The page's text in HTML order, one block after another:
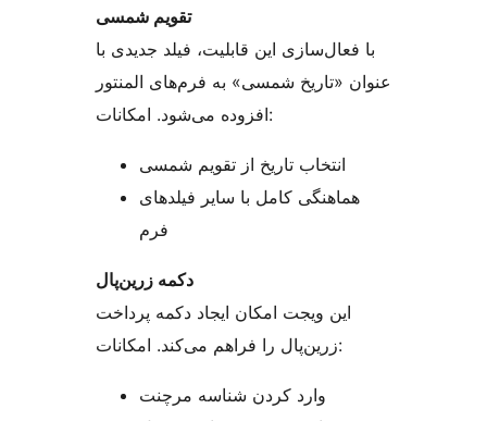
تقویم شمسی
با فعال‌سازی این قابلیت، فیلد جدیدی با
عنوان «تاریخ شمسی» به فرم‌های المنتور
افزوده می‌شود. امکانات:
انتخاب تاریخ از تقویم شمسی
هماهنگی کامل با سایر فیلدهای
فرم
دکمه زرین‌پال
این ویجت امکان ایجاد دکمه پرداخت
زرین‌پال را فراهم می‌کند. امکانات:
وارد کردن شناسه مرچنت